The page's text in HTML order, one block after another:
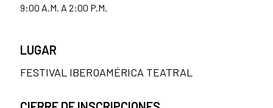
9:00 A.M. A 2:00 P.M.
LUGAR
FESTIVAL IBEROAMÉRICA TEATRAL